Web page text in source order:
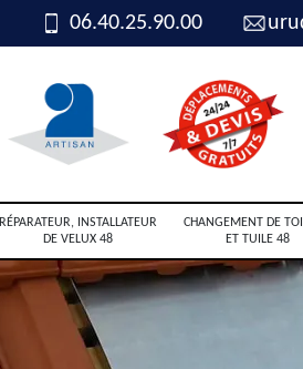
06.40.25.90.00
RÉPARATEUR, INSTALLATEUR
DE VELUX 48
CHANGEMENT DE
ET TUILE 48